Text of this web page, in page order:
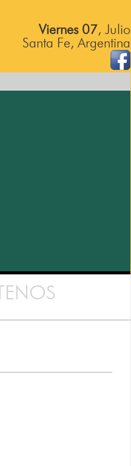
Viernes 07, Julio
Santa Fe, Argentina